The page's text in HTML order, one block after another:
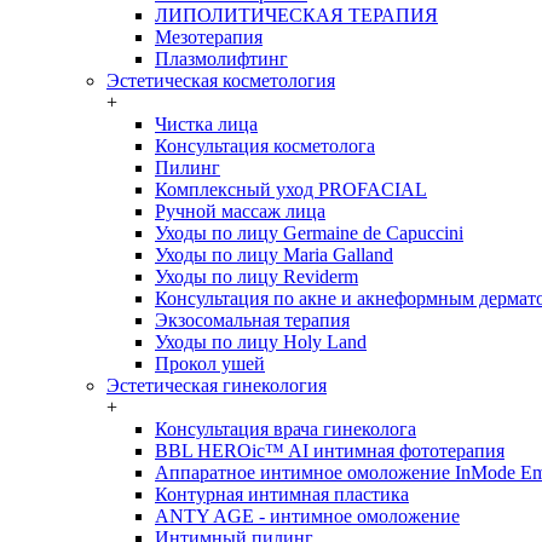
ЛИПОЛИТИЧЕСКАЯ ТЕРАПИЯ
Мезотерапия
Плазмолифтинг
Эстетическая косметология
+
Чистка лица
Консультация косметолога
Пилинг
Комплексный уход PROFACIAL
Ручной массаж лица
Уходы по лицу Germaine de Capuccini
Уходы по лицу Maria Galland
Уходы по лицу Reviderm
Консультация по акне и акнеформным
Экзосомальная терапия
Уходы по лицу Holy Land
Прокол ушей
Эстетическая гинекология
+
Консультация врача гинеколога
BBL HEROic™ AI интимная фототерапия
Аппаратное интимное омоложение InMode
Контурная интимная пластика
ANTY AGE - интимное омоложение
Интимный пилинг